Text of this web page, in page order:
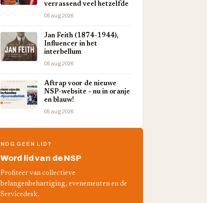
verrassend veel hetzelfde
06 aug 2026
Jan Feith (1874-1944),
Influencer in het
interbellum
06 aug 2026
Aftrap voor de nieuwe
NSP-website – nu in oranje
en blauw!
05 aug 2026
NOG GEEN LID?
Word lid van de NSP
Profiteer van collectieve
belangenbehartiging, evenementen en de
Servicedesk.